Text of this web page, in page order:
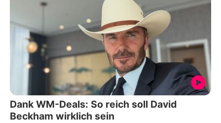
Dank WM-Deals: So reich soll David
Beckham wirklich sein